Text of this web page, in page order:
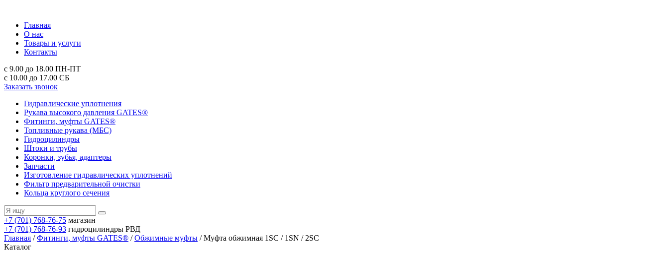
Главная
О нас
Товары и услуги
Контакты
с 9.00 до 18.00 ПН-ПТ
с 10.00 до 17.00 СБ
Заказать звонок
Гидравлические уплотнения
Рукава высокого давления GATES®
Фитинги, муфты GATES®
Топливные рукава (МБС)
Гидроцилиндры
Штоки и трубы
Коронки, зубья, адаптеры
Запчасти
Изготовление гидравлических уплотнений
Фильтр предварительной очистки
Кольца круглого сечения
+7 (701) 768-76-75 магазин
+7 (701) 768-76-93 гидроцилиндры РВД
Главная /Фитинги, муфты GATES® /Обжимные муфты / Муфта обжимная 1SС / 1SN / 2SC
Каталог